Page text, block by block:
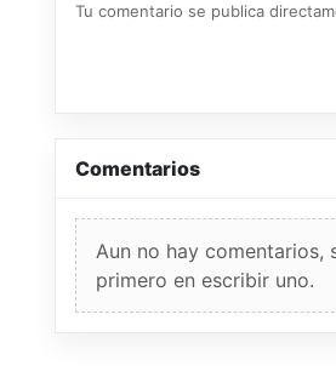
Tu comentario se publica
Comentarios
Aun no hay comentarios,
primero en escribir uno.